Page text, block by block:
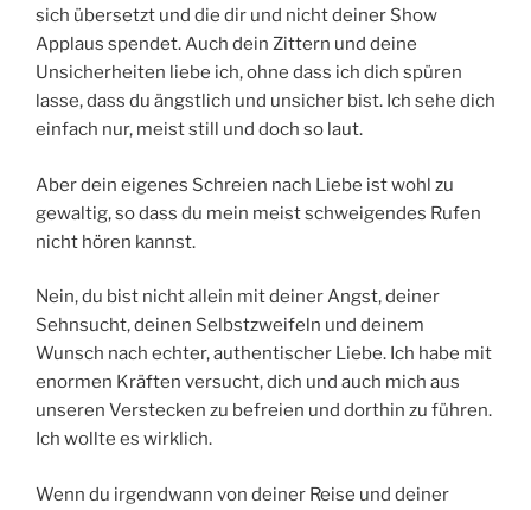
sich übersetzt und die dir und nicht deiner Show
Applaus spendet. Auch dein Zittern und deine
Unsicherheiten liebe ich, ohne dass ich dich spüren
lasse, dass du ängstlich und unsicher bist. Ich sehe dich
einfach nur, meist still und doch so laut.
Aber dein eigenes Schreien nach Liebe ist wohl zu
gewaltig, so dass du mein meist schweigendes Rufen
nicht hören kannst.
Nein, du bist nicht allein mit deiner Angst, deiner
Sehnsucht, deinen Selbstzweifeln und deinem
Wunsch nach echter, authentischer Liebe. Ich habe mit
enormen Kräften versucht, dich und auch mich aus
unseren Verstecken zu befreien und dorthin zu führen.
Ich wollte es wirklich.
Wenn du irgendwann von deiner Reise und deiner